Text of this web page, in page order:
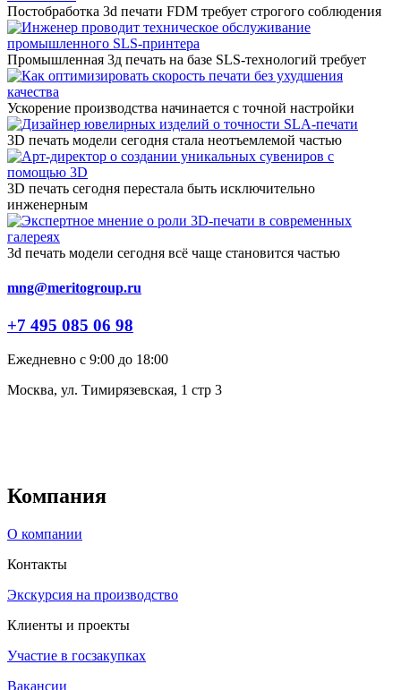
Постобработка 3d печати FDM требует строгого соблюдения
Промышленная 3д печать на базе SLS-технологий требует
Ускорение производства начинается с точной настройки
3D печать модели сегодня стала неотъемлемой частью
3D печать сегодня перестала быть исключительно
инженерным
3d печать модели сегодня всё чаще становится частью
mng@meritogroup.ru
+7 495 085 06 98
Ежедневно с 9:00 до 18:00
Москва, ул. Тимирязевская, 1 стр 3
Компания
О компании
Контакты
Экскурсия на производство
Клиенты и проекты
Участие в госзакупках
Вакансии